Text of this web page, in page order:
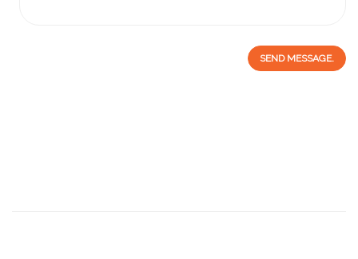
SEND MESSAGE.